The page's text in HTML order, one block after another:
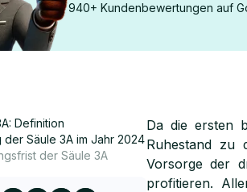
940+ Kundenbewertungen auf
Definition
Säule 3A im Jahr 2024
der Säule 3A
Da die ersten
Ruhestand zu
Vorsorge der
profitieren.